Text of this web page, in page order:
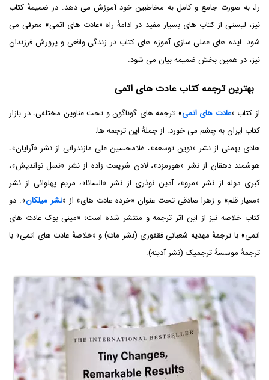
را، به صورت جامع و کامل به مخاطبین خود آموزش می دهد. در ضمیمۀ کتاب
نیز، لیستی از کتاب های بسیار مفید در ادامۀ راه «عادت های اتمی» معرفی می
شود. ایده های عملی سازی آموزه های کتاب در زندگی واقعی و پرورش فرزندان
نیز، در همین بخش ضمیمه بیان می شود.
بهترین ترجمه کتاب عادت های اتمی
از کتاب «عادت های اتمی» ترجمه های گوناگون و تحت عناوین مختلفی، در بازار
کتاب ایران به چشم می خورد. از جملۀ این ترجمه ها:
هادی بهمنی از نشر «نوین توسعه»، غلامحسین علی مازندرانی از نشر «آرایان»،
هوشمند دهقان از نشر «هورمزد»، لادن شریعت زاده از نشر «نسل نواندیش»،
کبری ذوله از نشر «مرو»، آذین نوذری از نشر «السانا»، مریم پهلوانی از نشر
«معیار قلم» و زهرا صادقی تحت عنوان «خرده عادت های» از «نشر میلکان». دو
کتاب خلاصه نیز از این اثر ترجمه و منتشر شده است؛ «مینی بوک عادت های
اتمی» با ترجمۀ مهدیه شعبانی فقفوری (نشر مات) و «خلاصۀ عادت های اتمی» با
ترجمۀ موسسۀ ترجمیک (نشر آدینه).